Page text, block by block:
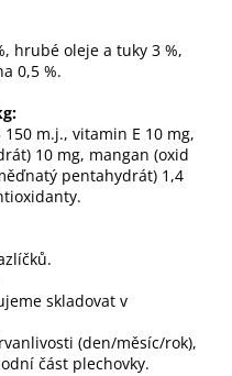
hrubé oleje a tuky 3 %,
0,5 %.
m.j., vitamin E 10 mg,
10 mg, mangan (oxid
pentahydrát) 1,4
skladovat v
(den/měsíc/rok),
část plechovky.